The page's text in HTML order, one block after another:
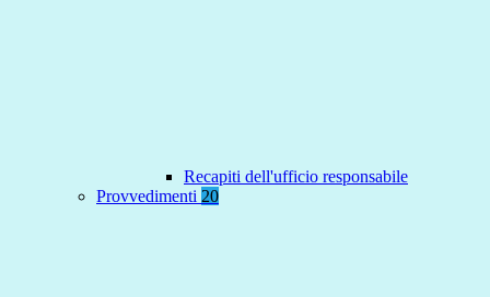
Recapiti dell'ufficio responsabile
Provvedimenti 20